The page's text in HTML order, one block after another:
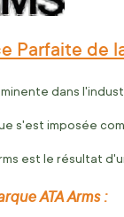
Parfaite
dans
s'est imposée
est le résultat
ATA Arms :